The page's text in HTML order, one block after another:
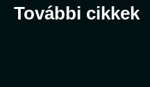
További cikkek